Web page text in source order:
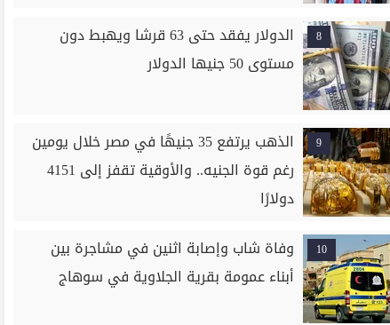
8
الدولار يفقد حتى 63 قرشا ويهبط دون
مستوى 50 جنيها الدولار
9
الذهب يرتفع 35 جنيهًا في مصر خلال يومين
رغم قوة الجنيه.. والأوقية تقفز إلى 4151
دولارًا
10
وفاة شاب وإصابة اثنين في مشاجرة بين
أبناء عمومة بقرية الجلاوية في سوهاج